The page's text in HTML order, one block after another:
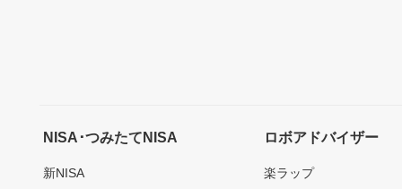
NISA･つみたてNISA
新NISA
ロボアドバイザー
楽ラップ